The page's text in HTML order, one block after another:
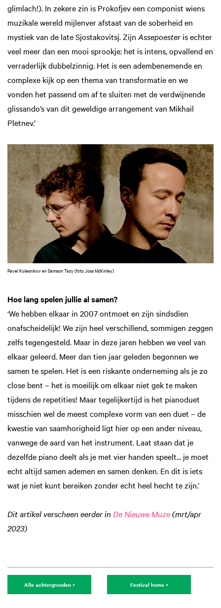
glimlach!). In zekere zin is Prokofjev een com­ponist wiens
muzikale wereld mijlenver afstaat van de soberheid en
mystiek van de late Sjostakovitsj. Zijn Asse­poester is echter
veel meer dan een mooi sprookje: het is intens, opvallend en
verraderlijk dubbelzinnig. Het is een adembenemende en
complexe kijk op een thema van transformatie en we
vonden het passend om af te sluiten met de verdwijnende
glissando’s van dit geweldige arran­gement van Mikhail
Pletnev.’
Pavel Kolesnikov en Samson Tsoy (foto Joss McKinley)
Hoe lang spelen jullie al samen?
‘We hebben elkaar in 2007 ontmoet en zijn sindsdien
onafscheidelijk! We zijn heel verschillend, sommigen zeggen
zelfs tegengesteld. Maar in deze jaren hebben we veel van
elkaar geleerd. Meer dan tien jaar geleden begonnen we
samen te spelen. Het is een riskante onder­neming als je zo
close bent – het is moeilijk om elkaar niet gek te maken
tijdens de repetities! Maar tegelijkertijd is het pianoduet
misschien wel de meest complexe vorm van een duet – de
kwestie van saamhorigheid ligt hier op een ander niveau,
vanwege de aard van het instrument. Laat staan dat je
dezelfde piano deelt als je met vier handen speelt... je moet
echt altijd samen ademen en samen den­ken. En dit is iets
wat je niet kunt bereiken zonder echt heel hecht te zijn.’
Dit artikel verscheen eerder in De Nieuwe Muze(mrt/apr
2023)
Alle achtergronden > Festival home >